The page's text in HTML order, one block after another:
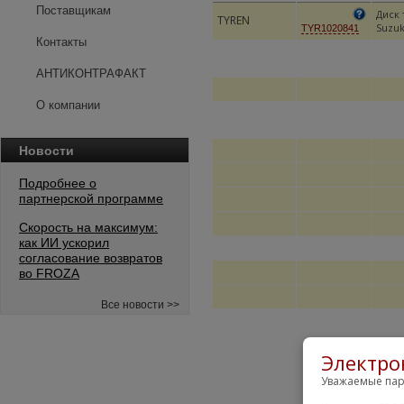
Поставщикам
Контакты
АНТИКОНТРАФАКТ
О компании
Новости
Подробнее о
партнерской программе
Скорость на максимум:
как ИИ ускорил
согласование возвратов
во FROZA
Все новости >>
TYREN TYR1020841
Диск
Уважаемые